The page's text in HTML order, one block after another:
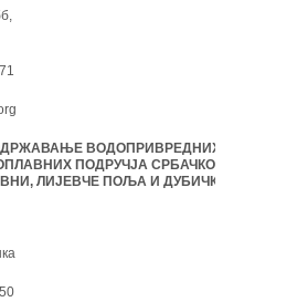
ВОДОПРИВРЕДНИХ
ПОДРУЧЈА СРБАЧКО-
ЛИЈЕВЧЕ ПОЉА И ДУБИЧКЕ